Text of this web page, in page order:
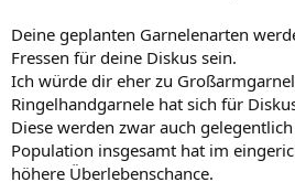
Deine geplanten Garnelenarten
Fressen für deine Diskus sein.
Ich würde dir eher zu
Ringelhandgarnele hat sich für
Diese werden zwar auch
Population insgesamt hat im
höhere Überlebenschance.